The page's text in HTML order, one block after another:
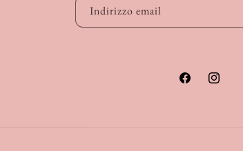
Indirizzo email
FacebookInstagram